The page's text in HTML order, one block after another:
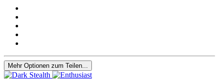
Mehr Optionen zum Teilen...